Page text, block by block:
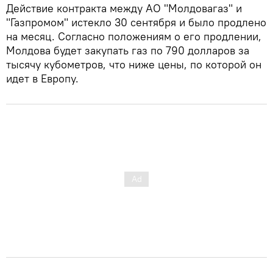
Действие контракта между АО "Молдовагаз" и
"Газпромом" истекло 30 сентября и было продлено
на месяц. Согласно положениям о его продлении,
Молдова будет закупать газ по 790 долларов за
тысячу кубометров, что ниже цены, по которой он
идет в Европу.